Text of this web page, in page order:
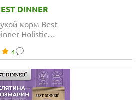
DINNER
корм Best
Holistic
All Breeds
взрослых
всех
ягнёнок и
4